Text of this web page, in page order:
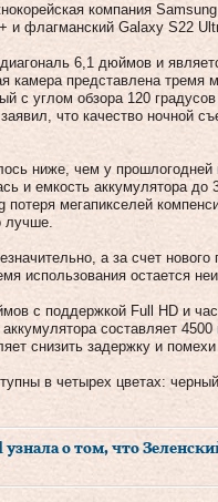
компания
и флагманский Galaxy S22
6,1 дюймов и
камера представлена
с углом обзора 120
что качество ночной
ниже, чем у
и емкость аккумулятора
потеря мегапикселей
лучше.
а за счет
использования остается
с поддержкой Full HD и
составляет
снизить задержку и помехи
в четырех цветах:
о том, что